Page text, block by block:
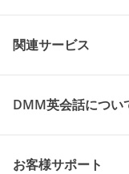
関連サービス
DMM英会話につい
お客様サポート